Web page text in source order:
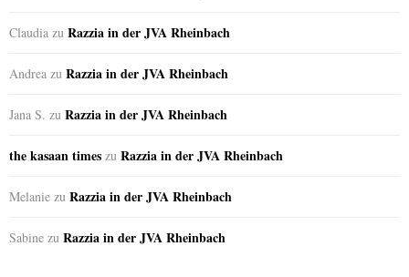
Claudia zu Razzia in der JVA Rheinbach
Andrea zu Razzia in der JVA Rheinbach
Jana S. zu Razzia in der JVA Rheinbach
the kasaan times zu Razzia in der JVA Rheinbach
Melanie zu Razzia in der JVA Rheinbach
Sabine zu Razzia in der JVA Rheinbach